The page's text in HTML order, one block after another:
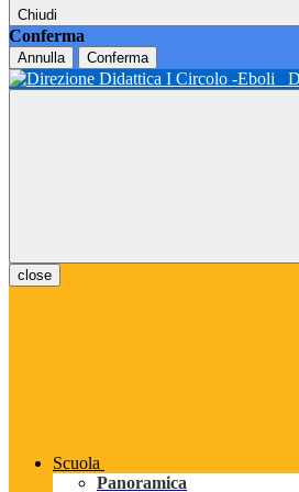
Chiudi
Conferma
Annulla Conferma
close
Scuola
Panoramica